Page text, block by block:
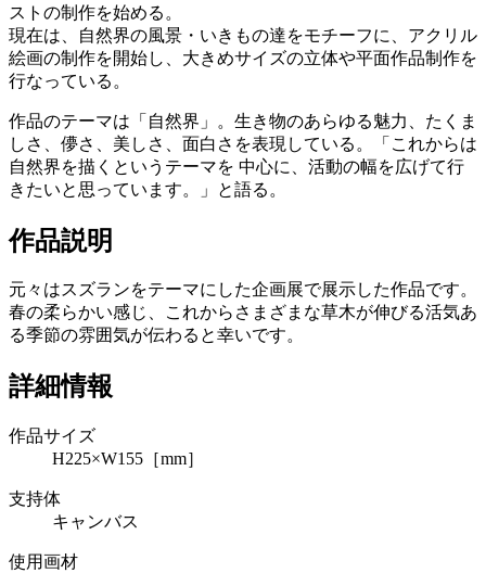
ストの制作を始める。
現在は、自然界の風景・いきもの達をモチーフに、アクリル
絵画の制作を開始し、大きめサイズの立体や平面作品制作を
行なっている。
作品のテーマは「自然界」。生き物のあらゆる魅力、たくま
しさ、儚さ、美しさ、面白さを表現している。「これからは
自然界を描くというテーマを 中心に、活動の幅を広げて行
きたいと思っています。」と語る。
作品説明
元々はスズランをテーマにした企画展で展示した作品です。
春の柔らかい感じ、これからさまざまな草木が伸びる活気あ
る季節の雰囲気が伝わると幸いです。
詳細情報
作品サイズ
H225×W155［mm］
支持体
キャンバス
使用画材